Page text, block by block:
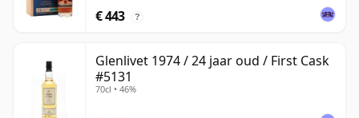
€ 443 ?
Glenlivet 1974 / 24 jaar oud / First Cask
#5131
70cl • 46%